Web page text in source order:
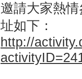
邀請大家熱
址如下：
http://